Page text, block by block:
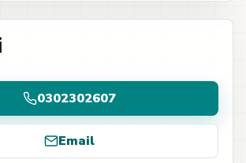
0302302607
Email